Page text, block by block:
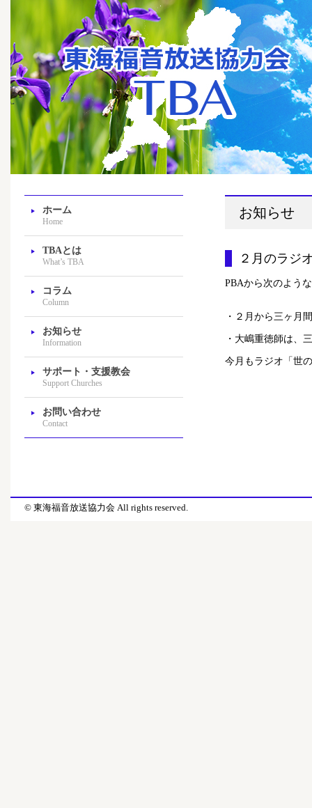
ホーム
Home
TBAとは
What’s TBA
コラム
Column
お知らせ
Information
サポート・支援教会
Support Churches
お問い合わせ
Contact
お知らせ
２月のラジ
PBAから次のよう
・２月から三ヶ月
・大嶋重徳師は、
今月もラジオ「世
© 東海福音放送協力会 All rights reserved.